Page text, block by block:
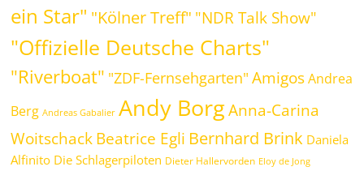
ein Star" "Kölner Treff" "NDR Talk Show"
"Offizielle Deutsche Charts"
"Riverboat" "ZDF-Fernsehgarten" Amigos Andrea
Berg Andreas Gabalier Andy Borg Anna-Carina
WoitschackBeatrice Egli Bernhard Brink Daniela
Alfinito Die Schlagerpiloten Dieter Hallervorden Eloy de Jong